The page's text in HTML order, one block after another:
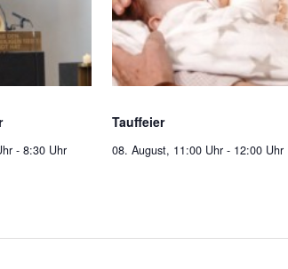
- 8:30 Uhr
Tauffeier
08. August, 11:00 Uhr - 12:00 Uhr